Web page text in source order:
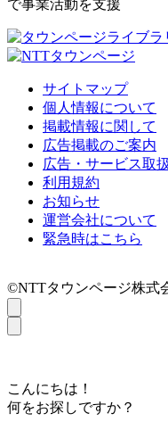
で事業活動を支援
サイトマップ
個人情報について
掲載情報に関して
広告掲載のご案内
広告・サービス取
利用規約
お知らせ
運営会社について
緊急時はこちら
©NTTタウンページ株式
こんにちは！
何をお探しですか？